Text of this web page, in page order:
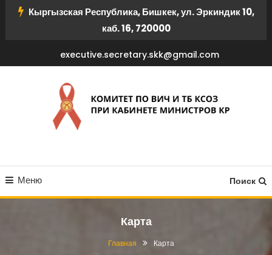
ПерейтиКыргызская Республика, Бишкек, ул. Эркиндик 10,
каб. 16, 720000
executive.secretary.skk@gmail.com
КСОЗ ПРИ КАБИНЕТЕ
МИНИСТРОВ КР
Меню Поиск
Карта
Главная Карта